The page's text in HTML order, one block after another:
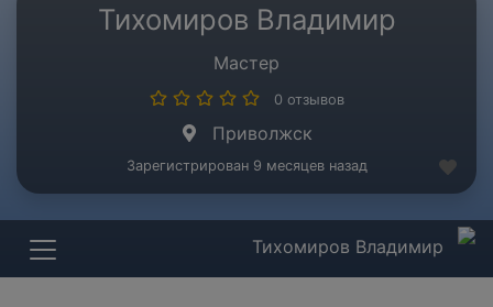
Тихомиров Владимир
Мастер
0 отзывов
Приволжск
Зарегистрирован 9 месяцев назад
Тихомиров Владимир